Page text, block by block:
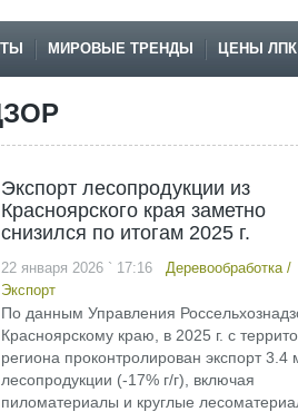
МИРОВЫЕ ТРЕНДЫ ЦЕНЫ ЛПК
Экспорт лесопродукции из
Красноярского края заметно
снизился по итогам 2025 г.
22 января 2026 ` 17:16 Деревообработка/
Экспорт
По данным Управления
Красноярскому краю, в 2025 г. с
региона проконтролирован экспорт 3.4
лесопродукции (-17% г/г), включая
пиломатериалы и круглые